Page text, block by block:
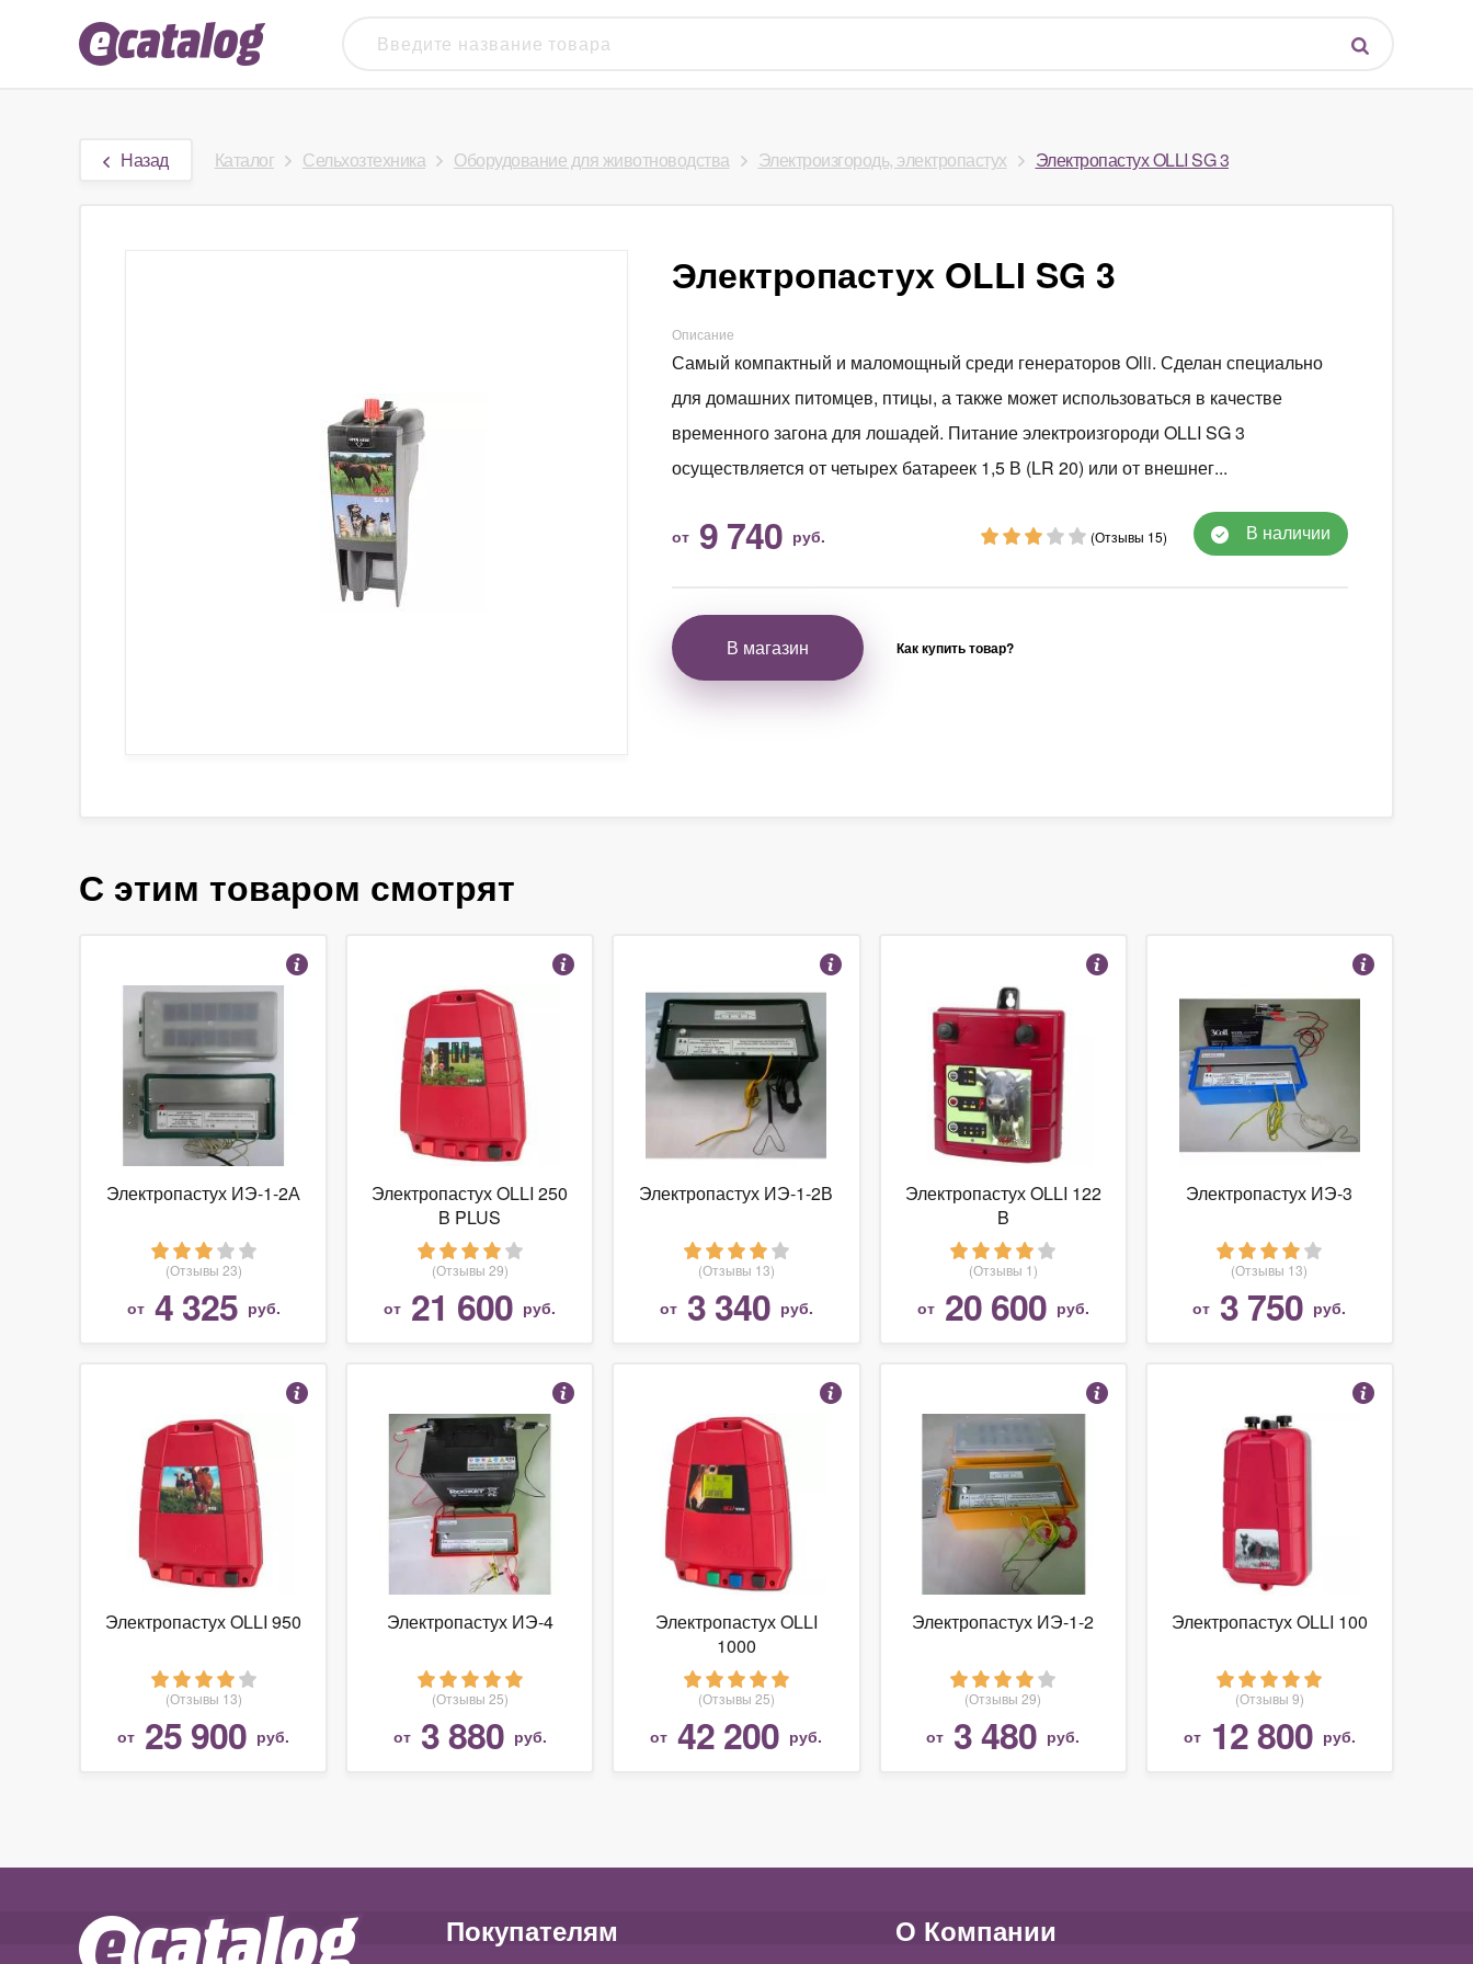
Назад Каталог Сельхозтехника Оборудование для животноводства Электроизгородь, электропастух Электропастух OLLI SG 3
Электропастух OLLI SG 3
Описание
Самый компактный и маломощный среди генераторов Olli. Сделан специально
для домашних питомцев, птицы, а также может использоваться в качестве
временного загона для лошадей. Питание электроизгороди OLLI SG 3
осуществляется от четырех батареек 1,5 В (LR 20) или от внешнег...
от 9 740 руб. (Отзывы 15) В наличии
В магазин Как купить товар?
С этим товаром смотрят
Электропастух ИЭ-1-2А
(Отзывы 23)
от 4 325 руб.
Электропастух OLLI 250
B PLUS
(Отзывы 29)
от 21 600 руб.
Электропастух ИЭ-1-2В
(Отзывы 13)
от 3 340 руб.
Электропастух OLLI 122
B
(Отзывы 1)
от 20 600 руб.
Электропастух ИЭ-3
(Отзывы 13)
от 3 750 руб.
Электропастух OLLI 950
(Отзывы 13)
от 25 900 руб.
Электропастух ИЭ-4
(Отзывы 25)
от 3 880 руб.
Электропастух OLLI
1000
(Отзывы 25)
от 42 200 руб.
Электропастух ИЭ-1-2
(Отзывы 29)
от 3 480 руб.
Электропастух OLLI 100
(Отзывы 9)
от 12 800 руб.
Покупателям О Компании